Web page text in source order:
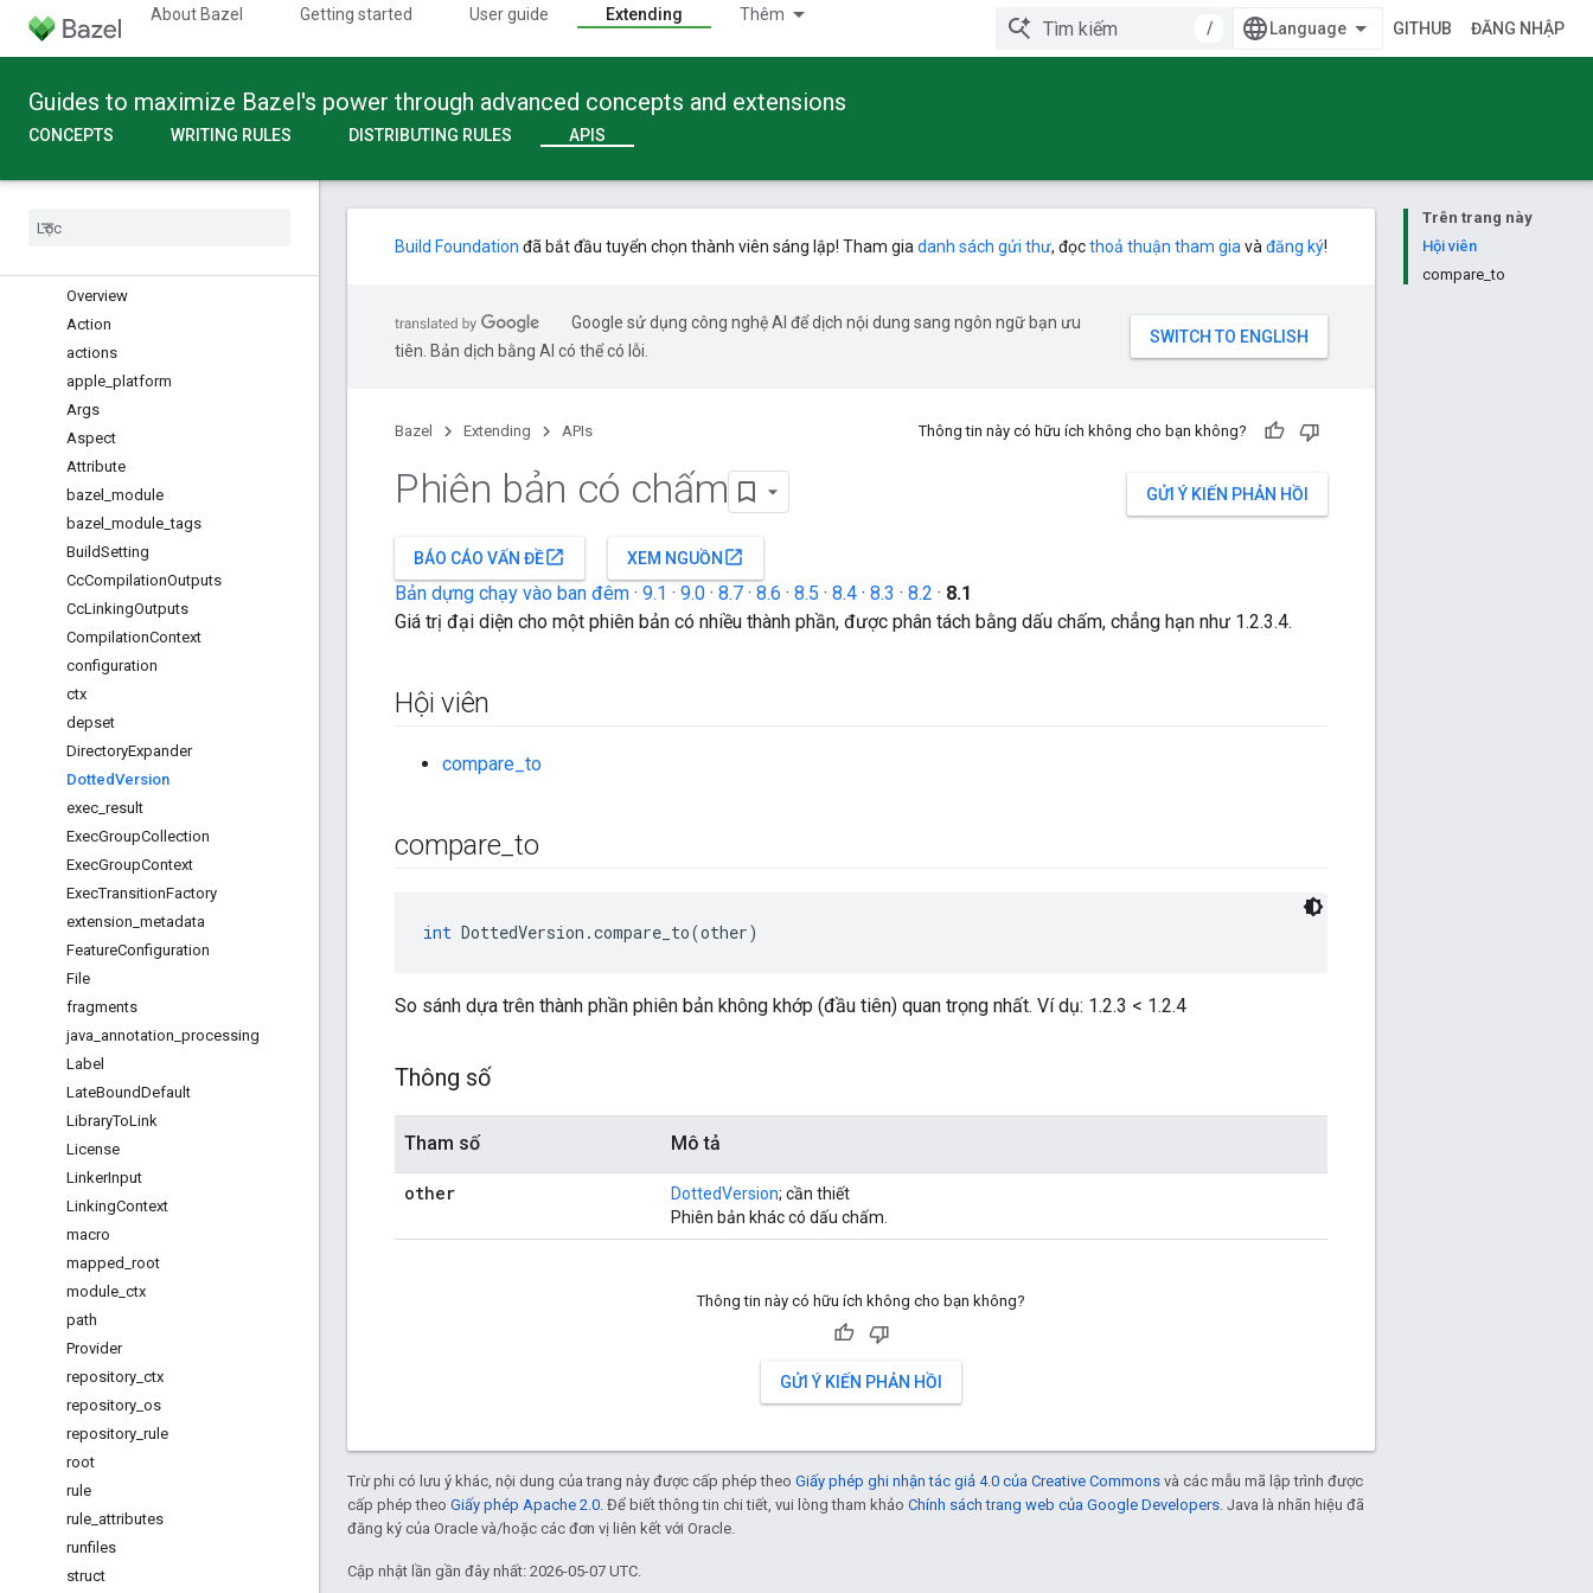
About Bazel Getting started User guide Extending Thêm
/ GITHUB ĐĂNG NHẬP
Guides to maximize Bazel's power through advanced concepts and extensions
CONCEPTS WRITING RULES DISTRIBUTING RULES APIS
Build API
Global functions
Providers
Overview
Action
actions
apple platform
Args
Aspect
Attribute
bazel module
bazel module _tags
BuildSetting
CcCompilationOutputs
CcLinkingOutputs
CompilationContext
configuration
ctx
depset
DirectoryExpander
DottedVersion
exec result
ExecGroupCollection
ExecGroupContext
ExecTransitionFactory
extension metadata
FeatureConfiguration
File
fragments
java annotation processing
Label
LateBoundDefault
LibraryToLink
License
LinkerInput
LinkingContext
macro
mapped root
module ctx
path
Provider
repository ctx
repository os
repository rule
root
rule
rule attributes
runfiles
struct
Trên trang này
Hội viên
compare_to
Build Foundation đã bắt đầu tuyển chọn thành viên sáng lập! Tham gia danh sách gửi thư, đọcthoả thuận tham gia và đăng ký!
Google sử dụng công nghệ AI để dịch nội dung sang ngôn ngữ bạn ưu
tiên. Bản dịch bằng AI có thể có lỗi.
Bazel Extending APIs Thông tin này có hữu ích không cho bạn không?
GỬI Ý KIẾN PHẢN HỒI
Phiên bản có chấm
BÁO CÁO VẤN ĐỀopen_in_new XEM NGUỒN open_in_new
Bản dựng chạy vào ban đêm · 9.1 · 9.0 · 8.7 · 8.6 · 8.5 · 8.4 · 8.3 · 8.2 · 8.1
Giá trị đại diện cho một phiên bản có nhiều thành phần, được phân tách bằng dấu chấm, chẳng hạn như 1.2.3.4.
Hội viên
compare_to
compare _to
int DottedVersion.compare_to(other)
So sánh dựa trên thành phần phiên bản không khớp (đầu tiên) quan trọng nhất. Ví dụ: 1.2.3 < 1.2.4
Thông số
Tham số Mô tả
other DottedVersion; cần thiết
Phiên bản khác có dấu chấm.
Thông tin này có hữu ích không cho bạn không?
GỬI Ý KIẾN PHẢN HỒI
Trừ phi có lưu ý khác, nội dung của trang này được cấp phép theo Giấy phép ghi nhận tác giả 4.0 của Creative Commons và các mẫu mã lập trình được
cấp phép theo Giấy phép Apache 2.0. Để biết thông tin chi tiết, vui lòng tham khảo Chính sách trang web của Google Developers. Java là nhãn hiệu đã
đăng ký của Oracle và/hoặc các đơn vị liên kết với Oracle.
Cập nhật lần gần đây nhất: 2026-05-07 UTC.